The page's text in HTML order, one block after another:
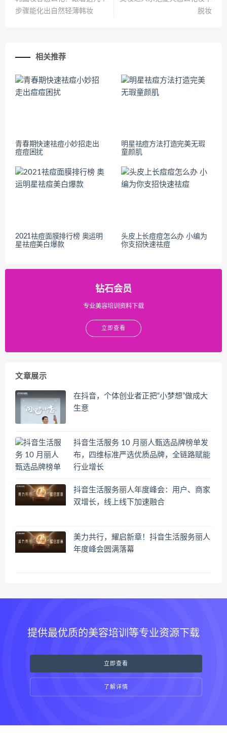
步骤能化出自然轻薄韩妆
脱妆
相关推荐
青春期快速祛痘小妙招走出
痘痘困扰
明星祛痘方法打造完美无瑕
童颜肌
2021祛痘面膜排行榜 奥运明
星祛痘美白爆款
头皮上长痘痘怎么办 小编为
你支招快速祛痘
钻石会员
专业美容培训资料下载
立即查看
文章展示
在抖音，个体创业者正把“小梦想”做成大
生意
抖音生活服务 10 月丽人甄选品牌榜单发
布，四维标准严选优质品牌，全链路赋能
行业增长
抖音生活服务丽人年度峰会：用户、商家
双增长，线上线下加速融合
美力共行，耀启新章！抖音生活服务丽人
年度峰会圆满落幕
提供最优质的美容培训等专业资源下载
立即查看
了解详情